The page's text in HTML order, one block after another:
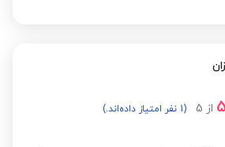
از 5 (1 نفر امتیاز داده‌اند.)